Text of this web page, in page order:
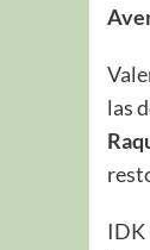
las
IDK